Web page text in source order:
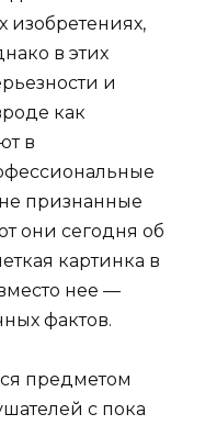
изобретениях,
в этих
и
как
в
признанные
они сегодня об
картинка в
нее —
фактов.
предметом
с пока